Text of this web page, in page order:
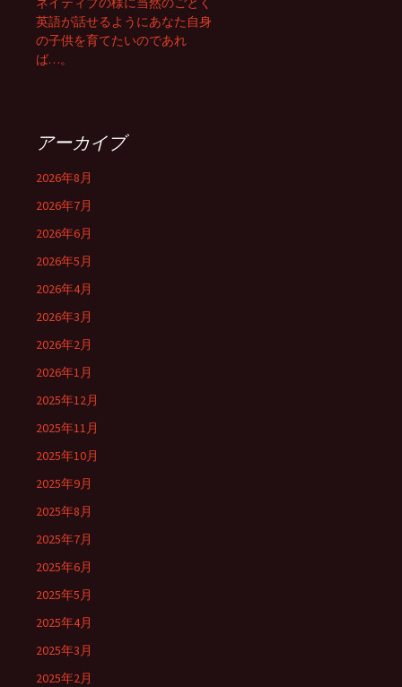
英語が話せるようにあなた自身
の子供を育てたいのであれ
ば…。
アーカイブ
2026年8月
2026年7月
2026年6月
2026年5月
2026年4月
2026年3月
2026年2月
2026年1月
2025年12月
2025年11月
2025年10月
2025年9月
2025年8月
2025年7月
2025年6月
2025年5月
2025年4月
2025年3月
2025年2月